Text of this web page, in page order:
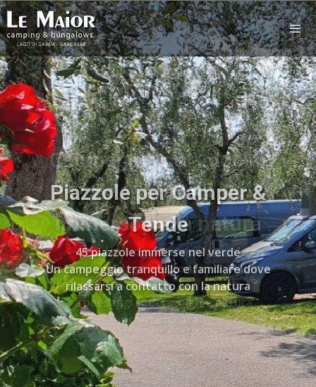
Piazzole per Camper &
Tende
45 piazzole immerse nel verde
Un campeggio tranquillo e familiare dove
rilassarsi a contatto con la natura